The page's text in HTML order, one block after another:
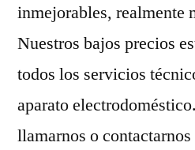
inmejorables, realmente
Nuestros bajos precios
todos los servicios
aparato
llamarnos o